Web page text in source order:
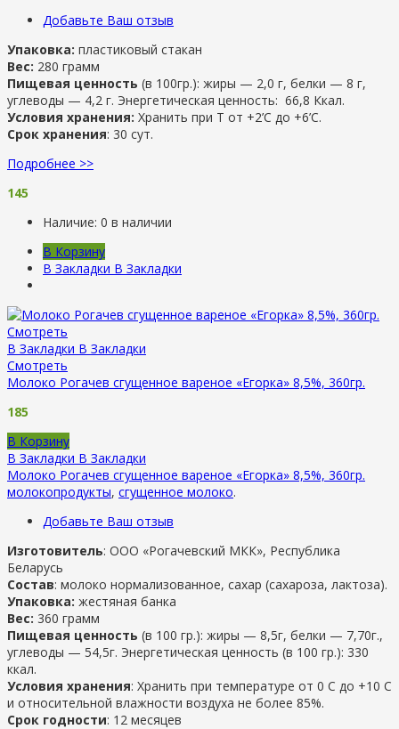
Добавьте Ваш отзыв
Упаковка: пластиковый стакан
Вес: 280 грамм
Пищевая ценность (в 100гр.): жиры — 2,0 г, белки — 8 г,
углеводы — 4,2 г. Энергетическая ценность: 66,8 Ккал.
Условия хранения: Хранить при Т от +2’С до +6’C.
Срок хранения: 30 сут.
Подробнее >>
145
Наличие: 0 в наличии
В Корзину
В Закладки В Закладки
Смотреть
В Закладки В Закладки
Смотреть
Молоко Рогачев сгущенное вареное «Егорка» 8,5%, 360гр.
185
В Корзину
В Закладки В Закладки
Молоко Рогачев сгущенное вареное «Егорка» 8,5%, 360гр.
молокопродукты, сгущенное молоко.
Добавьте Ваш отзыв
Изготовитель: ООО «Рогачевский МКК», Республика
Беларусь
Состав: молоко нормализованное, сахар (сахароза, лактоза).
Упаковка: жестяная банка
Вес: 360 грамм
Пищевая ценность (в 100 гр.): жиры — 8,5г, белки — 7,70г.,
углеводы — 54,5г. Энергетическая ценность (в 100 гр.): 330
ккал.
Условия хранения: Хранить при температуре от 0 С до +10 С
и относительной влажности воздуха не более 85%.
Срок годности: 12 месяцев